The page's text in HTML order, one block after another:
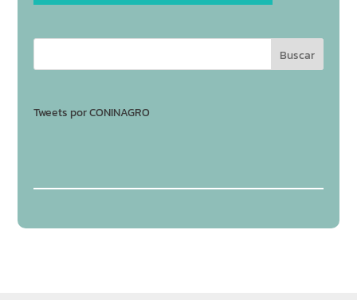
Tweets por CONINAGRO